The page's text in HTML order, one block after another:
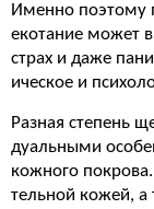
Именно поэтому
екотание может
страх и даже
ическое и
Разная степень
дуальными
кожного
тельной кожей, а